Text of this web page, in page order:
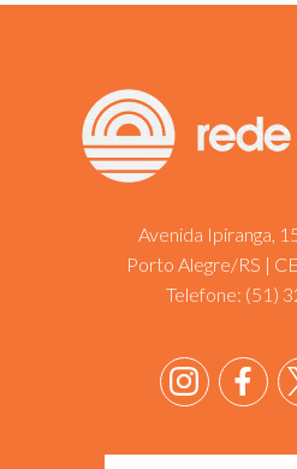
Avenida Ipiranga,
Porto Alegre/RS |
Telefone: (51)